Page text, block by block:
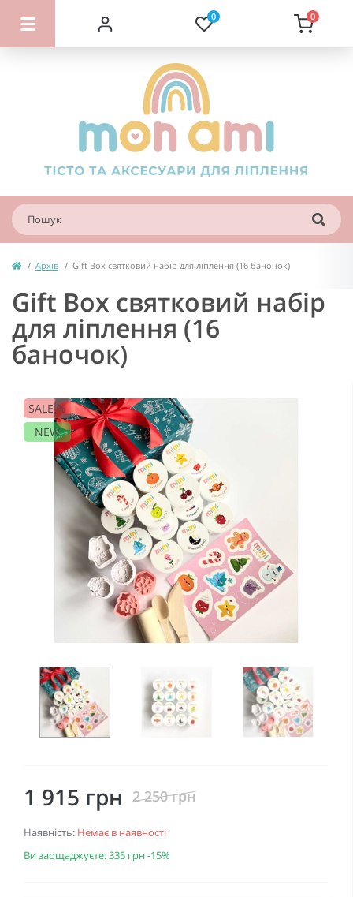
0 0
Архів Gift Box святковий набір для ліплення (16 баночок)
Gift Box святковий набір
для ліплення (16
баночок)
SALE %
NEW
1 915 грн 2 250 грн
Наявність: Немає в наявності
Ви заощаджуєте:335 грн-15%